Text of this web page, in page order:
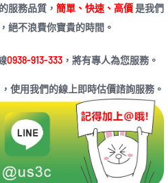
服務品質， 簡單、快速、高價是我們
絕不浪費你寶貴的時間。
0938-913-333 ，將有專人為您服務。
使用我們的線上即時估價諮詢服務。